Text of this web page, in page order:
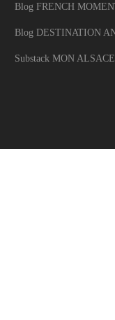
Blog FRENCH
Blog DESTINATION
Substack MON